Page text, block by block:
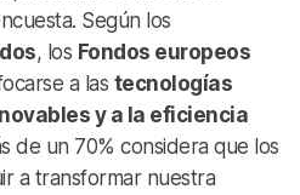
Según los
, los Fondos europeos
a las tecnologías
y a la eficiencia
de un 70% considera que los
a transformar nuestra